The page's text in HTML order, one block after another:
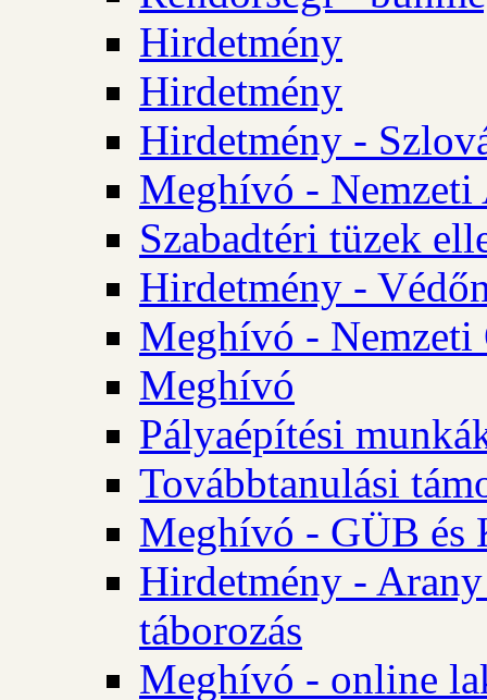
Hirdetmény
Hirdetmény
Hirdetmény -
Meghívó - Nemzeti
Szabadtéri tüzek
Hirdetmény -
Meghívó - Nemzeti
Meghívó
Pályaépítési
Továbbtanulási
Meghívó - GÜB és
Hirdetmény - Arany
táborozás
Meghívó - online